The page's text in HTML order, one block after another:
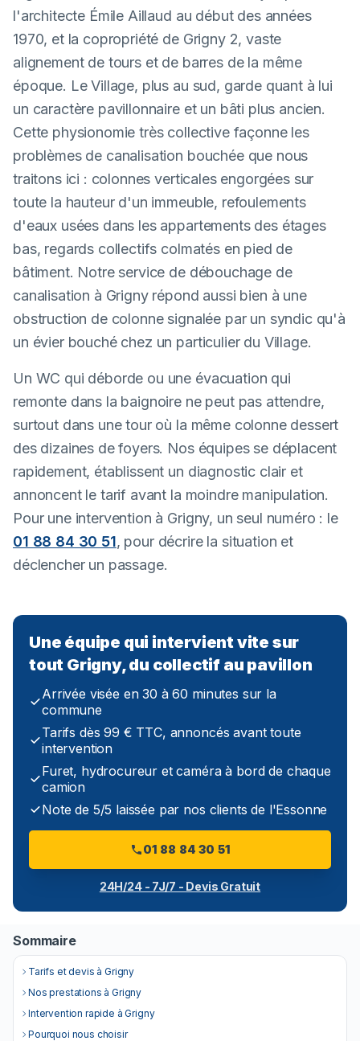
l'architecte Émile Aillaud au début des années
1970, et la copropriété de Grigny 2, vaste
alignement de tours et de barres de la même
époque. Le Village, plus au sud, garde quant à lui
un caractère pavillonnaire et un bâti plus ancien.
Cette physionomie très collective façonne les
problèmes de canalisation bouchée que nous
traitons ici : colonnes verticales engorgées sur
toute la hauteur d'un immeuble, refoulements
d'eaux usées dans les appartements des étages
bas, regards collectifs colmatés en pied de
bâtiment. Notre service de débouchage de
canalisation à Grigny répond aussi bien à une
obstruction de colonne signalée par un syndic qu'à
un évier bouché chez un particulier du Village.
Un WC qui déborde ou une évacuation qui
remonte dans la baignoire ne peut pas attendre,
surtout dans une tour où la même colonne dessert
des dizaines de foyers. Nos équipes se déplacent
rapidement, établissent un diagnostic clair et
annoncent le tarif avant la moindre manipulation.
Pour une intervention à Grigny, un seul numéro : le
01 88 84 30 51, pour décrire la situation et
déclencher un passage.
Une équipe qui intervient vite sur
tout Grigny, du collectif au pavillon
Arrivée visée en 30 à 60 minutes sur la
commune
Tarifs dès 99 € TTC, annoncés avant toute
intervention
Furet, hydrocureur et caméra à bord de chaque
camion
Note de 5/5 laissée par nos clients de l'Essonne
01 88 84 30 51
24H/24 - 7J/7 - Devis Gratuit
Sommaire
Tarifs et devis à Grigny
Nos prestations à Grigny
Intervention rapide à Grigny
Pourquoi nous choisir